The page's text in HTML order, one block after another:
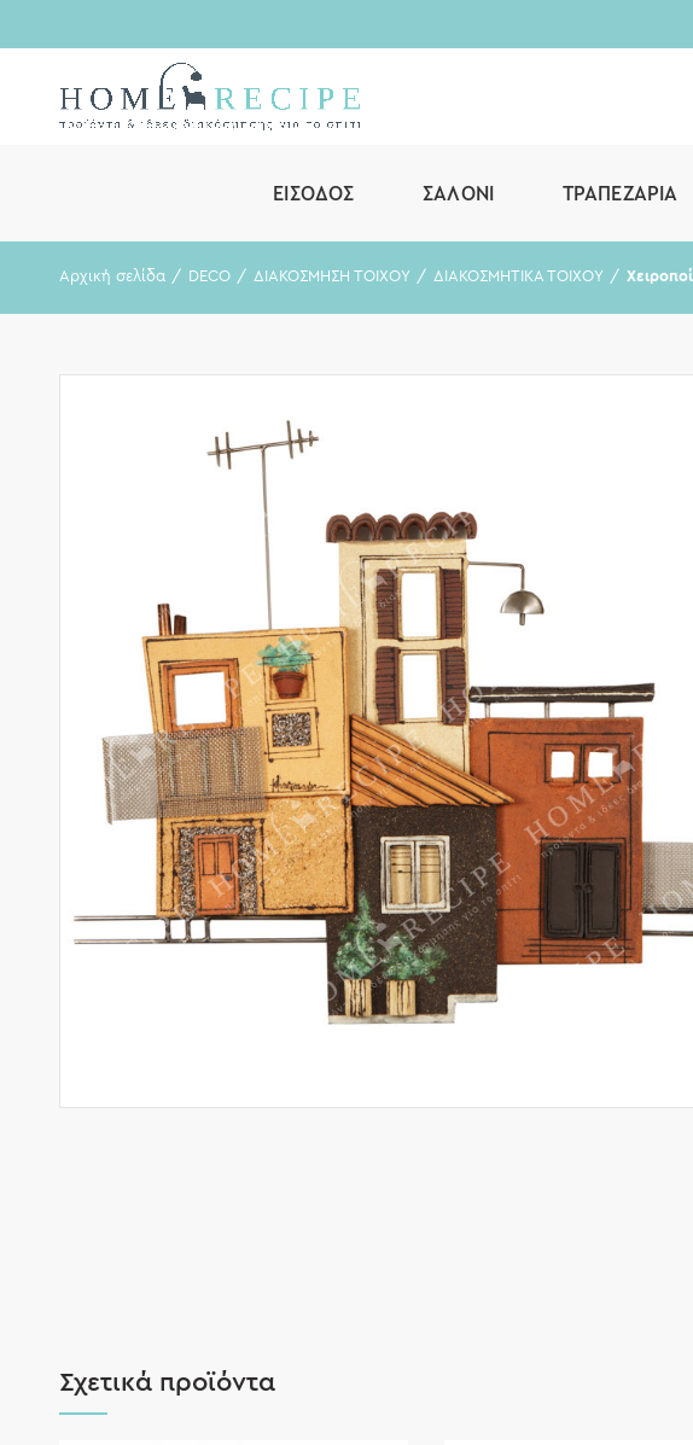
ΕΊΣΟΔΟΣ ΣΑΛΌΝΙ ΤΡΑΠΕΖΑΡΊΑ
Αρχική σελίδα DECO ΔΙΑΚΟΣΜΗΣΗ ΤΟΙΧΟΥ ΔΙΑΚΟΣΜΗΤΙΚΑ ΤΟΙΧΟΥ
Σχετικά προϊόντα